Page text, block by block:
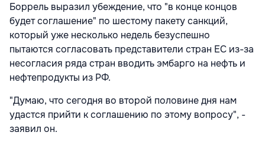
Боррель выразил убеждение, что "в конце концов
будет соглашение" по шестому пакету санкций,
который уже несколько недель безуспешно
пытаются согласовать представители стран ЕС из-за
несогласия ряда стран вводить эмбарго на нефть и
нефтепродукты из РФ.
"Думаю, что сегодня во второй половине дня нам
удастся прийти к соглашению по этому вопросу", -
заявил он.